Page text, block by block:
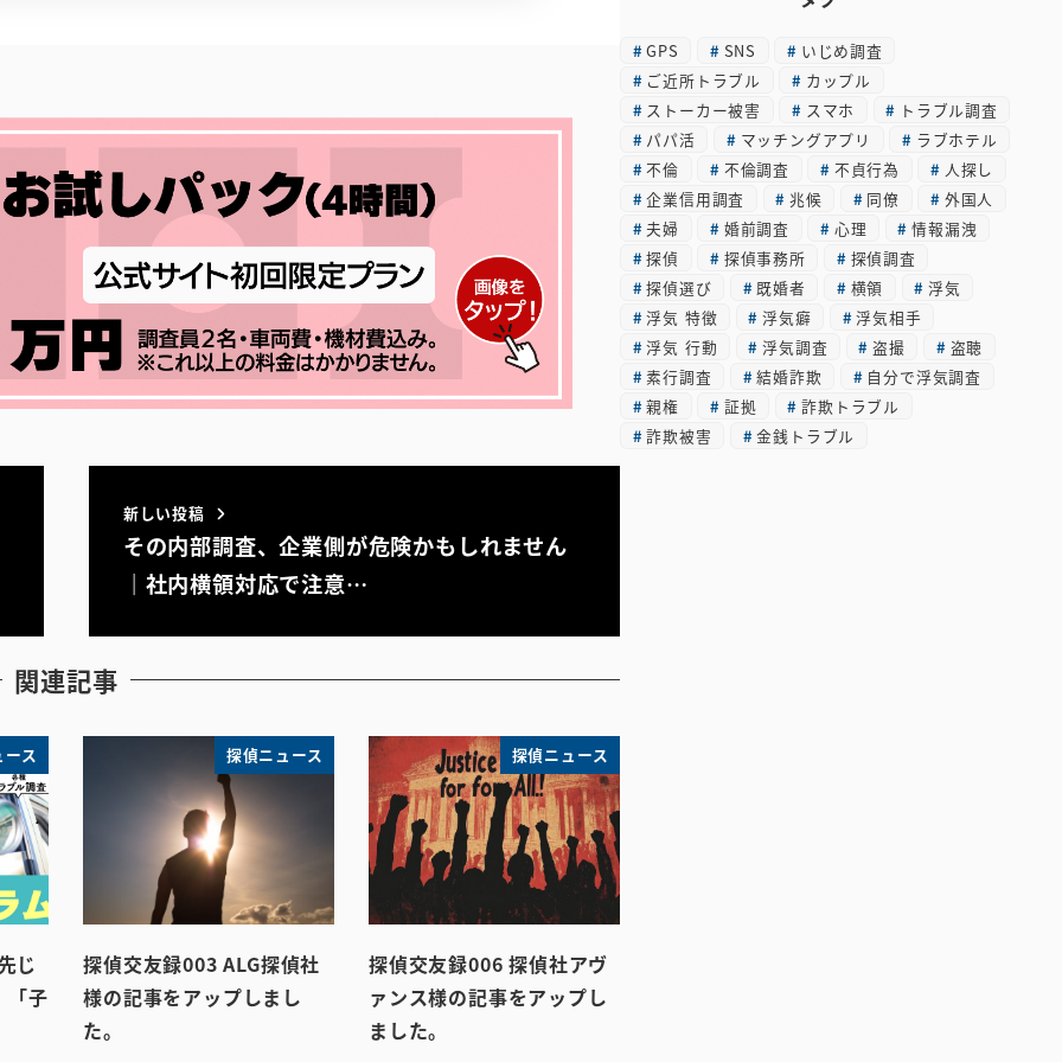
新しい投稿
その内部調査、企業側が危険かもしれません
｜社内横領対応で注意…
関連記事
ス
じ
子
探偵ニュース
探偵交友録003 ALG探偵社
様の記事をアップしまし
た。
探偵ニュース
探偵交友録006 探偵社アヴ
ァンス様の記事をアップし
ました。
イ
ブ
GPS SNS
いじめ調査
ご近所トラブル
カップル
ストーカー被害
スマホ
トラブル調査
パパ活
マッチングアプリ
ラブホテル
不倫
不倫調査 不貞行為
人探し
企業信用調査
兆候 同僚
外国人
夫婦
婚前調査 心理
情報漏洩
探偵
探偵事務所
探偵調査
探偵選び
既婚者 横領
浮気
浮気 特徴
浮気癖
浮気相手
浮気 行動
浮気調査 盗撮
盗聴
素行調査
結婚詐欺
自分で浮気調査
親権
証拠
詐欺トラブル
詐欺被害
金銭トラブル